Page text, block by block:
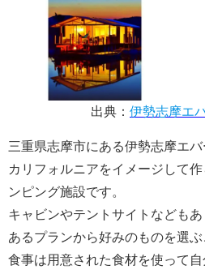
出典： 伊勢志摩エ
三重県志摩市にある伊勢志摩エ
カリフォルニアをイメージして
ンピング施設です。
キャビンやテントサイトなども
あるプランから好みのものを選ぶ
食事は用意された食材を使って